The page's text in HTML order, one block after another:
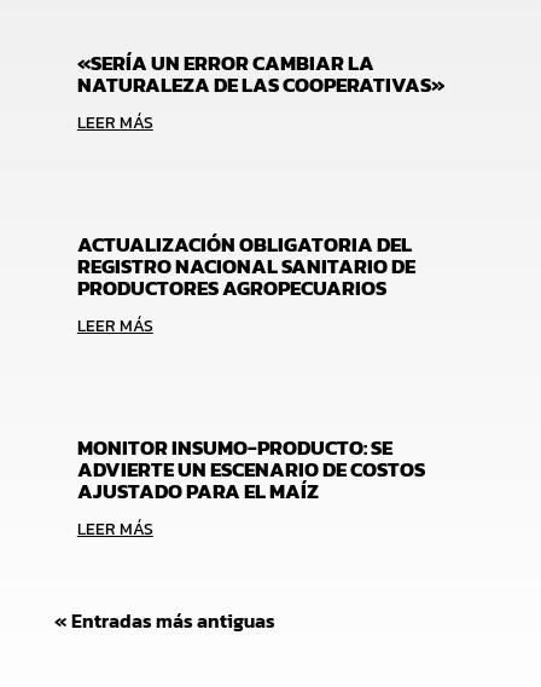
«SERÍA UN ERROR CAMBIAR LA
NATURALEZA DE LAS COOPERATIVAS»
LEER MÁS
ACTUALIZACIÓN OBLIGATORIA DEL
REGISTRO NACIONAL SANITARIO DE
PRODUCTORES AGROPECUARIOS
LEER MÁS
MONITOR INSUMO-PRODUCTO: SE
ADVIERTE UN ESCENARIO DE COSTOS
AJUSTADO PARA EL MAÍZ
LEER MÁS
« Entradas más antiguas